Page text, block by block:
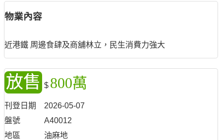
物業內容
近港鐵 周邊食肆及商舖林立，民生消費力強大
放售 $ 800萬
刊登日期
2026-05-07
盤號
A40012
地區
油麻地